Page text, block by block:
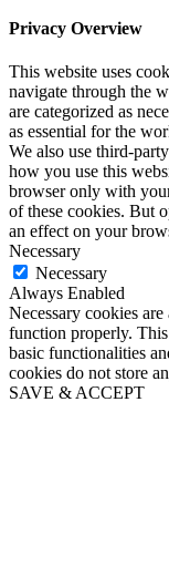
Privacy Overview
This website uses
navigate through the
are categorized as
as essential for the
We also use third-
how you use this
browser only with
of these cookies. But
an effect on your
Necessary
Necessary
Always Enabled
Necessary cookies
function properly.
basic functionalities
cookies do not store
SAVE & ACCEPT